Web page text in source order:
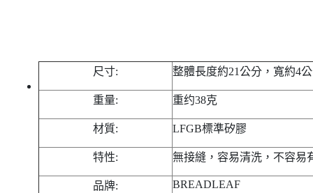
尺寸: 整體長度約21公分，寬約4
重量: 重约38克
材質: LFGB標準矽膠
特性: 無接縫，容易清洗，不容易
品牌: BREADLEAF